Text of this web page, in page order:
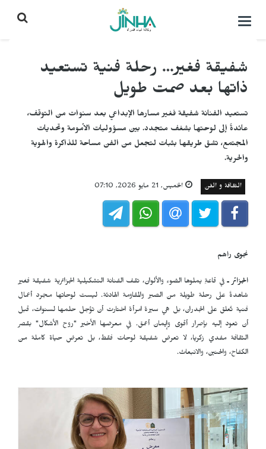
التحكم
شفيقة فغير… رحلة فنية تستعيد
ذاتها بعد صمت طويل
تستعيد الفنانة شفيقة فغير مسارها الإبداعي بعد سنوات من التوقف،
عائدةً إلى لوحتها بشغف متجدد. بين مسؤوليات الأمومة وتحديات
المجتمع، تشق طريقها بثبات لتجعل من الفن مساحة للذاكرة والهوية
والحرية.
الثقافة و الفن الخميس, 21 مايو 2026, 07:10
نجوى راهم
الجزائر ـفي قاعةٍ يملوها الضوء والألوان، تقف الفنانة التشكيلية الجزائرية شفيقة فغير
شاهدةً على رحلة طويلة من الصبر والمقاومة الهادئة. ليست لوحاتها مجرد أعمال
فنية تُعلق على الجدران، بل هي سيرة امرأة اختارت أن تؤجل حلمها لسنوات، قبل
أن تعود إليه بإصرار أقوى وإيمان أعمق. في معرضها الأخير "روح الأشكال" بقصر
الثقافة مفدي زكريا، لا تعرض شفيقة لوحات فقط، بل تعرض حياة كاملة من
الكفاح، والحنين، والانبعاث.